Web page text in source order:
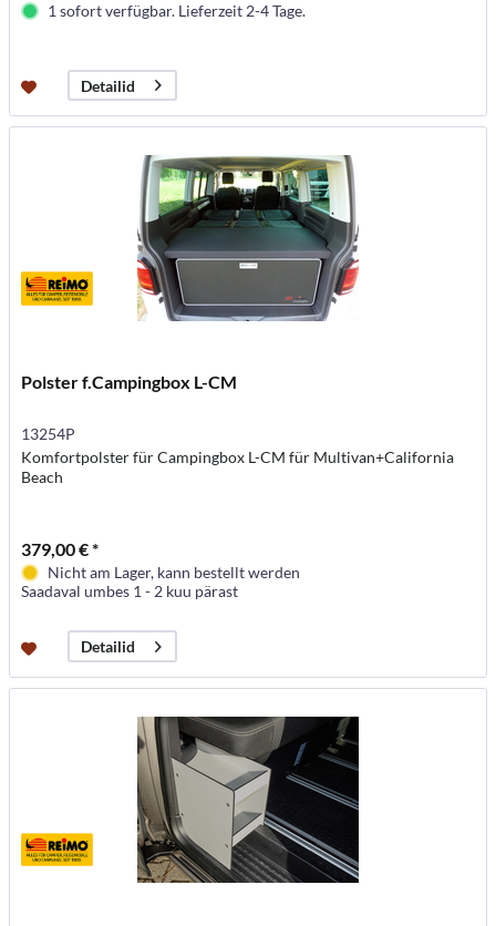
1 sofort verfügbar. Lieferzeit 2-4 Tage.
Detailid
Polster f.Campingbox L-CM
13254P
Komfortpolster für Campingbox L-CM für Multivan+California
Beach
379,00 € *
Nicht am Lager, kann bestellt werden
Saadaval umbes 1 - 2 kuu pärast
Detailid